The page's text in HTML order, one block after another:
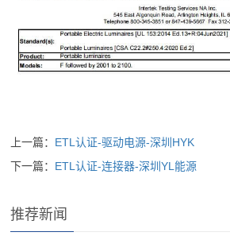
上一篇： ETL认证-驱动电源-深圳HYK
下一篇： ETL认证-连接器-深圳YL能源
推荐新闻